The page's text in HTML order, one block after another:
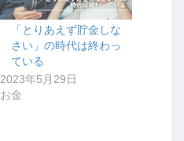
「とりあえず貯金しな
さい」の時代は終わっ
ている
2023年5月29日
お金